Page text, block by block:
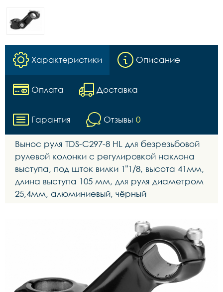
Характеристики Описание
Оплата Доставка
Гарантия Отзывы 0
Вынос руля TDS-C297-8 HL для безрезьбовой
рулевой колонки с регулировкой наклона
выступа, под шток вилки 1"1/8, высота 41мм,
длина выступа 105 мм, для руля диаметром
25,4мм, алюминиевый, чёрный